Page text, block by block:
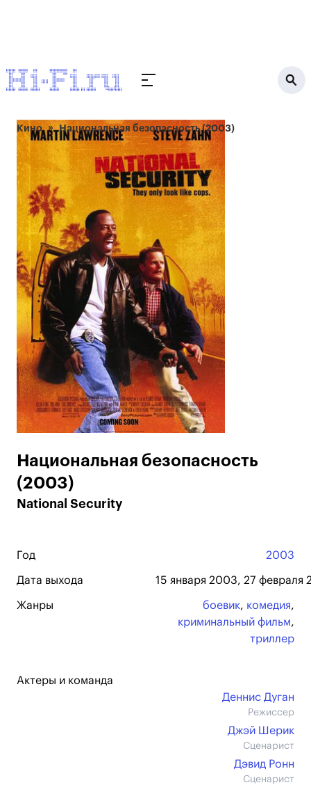
Кино Национальная безопасность (2003)
Национальная безопасность
(2003)
National Security
Год 2003
Дата выхода 15 января 2003, 27 февраля
Жанры боевик, комедия,
криминальный фильм,
триллер
Актеры и команда
Деннис Дуган
Режиссер
Джэй Шерик
Сценарист
Дэвид Ронн
Сценарист